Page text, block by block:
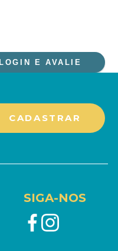
E AVALIE
SIGA-NOS